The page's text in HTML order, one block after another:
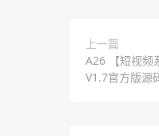
上一篇
A26 【短视频
V1.7官方版源